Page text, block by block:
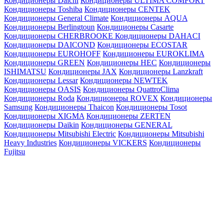
Кондиционеры Toshiba Кондиционеры CENTEK
Кондиционеры General Climate Кондиционеры AQUA
Кондиционеры Berlingtoun Кондиционеры Casarte
Кондиционеры CHERBROOKE Кондиционеры DAHACI
Кондиционеры DAICOND Кондиционеры ECOSTAR
Кондиционеры EUROHOFF Кондиционеры EUROKLIMA
Кондиционеры GREEN Кондиционеры HEC Кондиционеры
ISHIMATSU Кондиционеры JAX Кондиционеры Lanzkraft
Кондиционеры Lessar Кондиционеры NEWTEK
Кондиционеры OASIS Кондиционеры QuattroClima
Кондиционеры Roda Кондиционеры ROVEX Кондиционеры
Samsung Кондиционеры Thaicon Кондиционеры Tosot
Кондиционеры XIGMA Кондиционеры ZERTEN
Кондиционеры Daikin Кондиционеры GENERAL
Кондиционеры Mitsubishi Electric Кондиционеры Mitsubishi
Heavy Industries Кондиционеры VICKERS Кондиционеры
Fujitsu